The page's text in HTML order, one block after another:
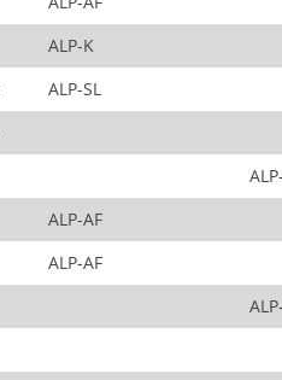
ALP-K
ALP-SL
ALP-AF
ALP-AF